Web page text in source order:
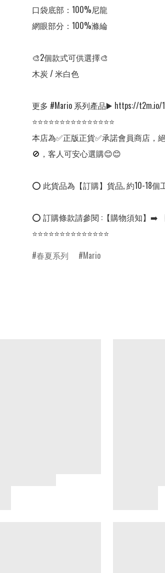
口袋底部：100%尼龍
網眼部分：100%滌綸
🎨2個款式可供選擇🎨
木炭 / 米白色
更多 #Mario 系列產品▶️ https://t2m.io/
⭐⭐⭐⭐⭐⭐⭐⭐⭐⭐⭐⭐⭐⭐⭐
本店為✅正版正貨✅承諾會員商店，
🚫，客人可安心選購😊😊
⭕ 此貨品為【訂購】貨品, 約10-18個
⭕ 訂購條款請參閱 :【購物須知】➡️
⭐⭐⭐⭐⭐⭐⭐⭐⭐⭐⭐⭐⭐⭐
春夏系列
Mario